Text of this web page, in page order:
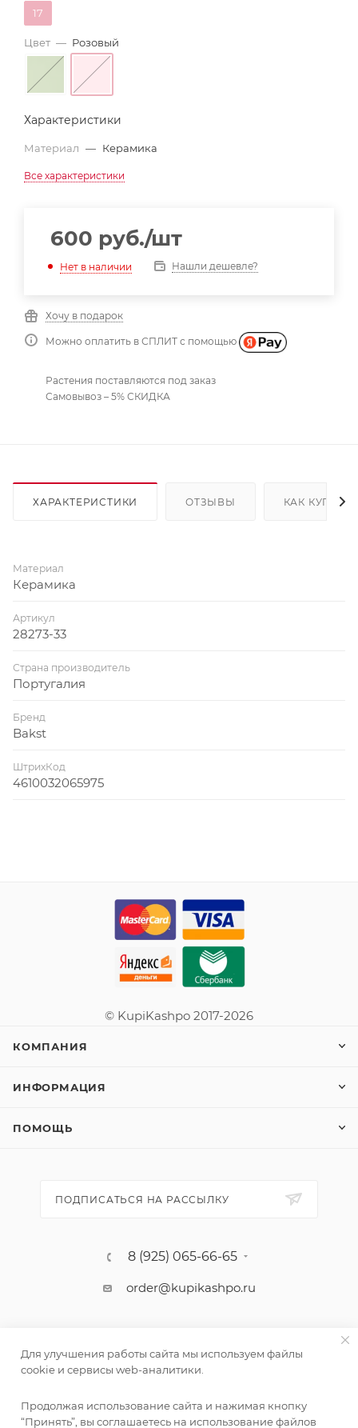
17
Цвет — Розовый
Характеристики
Материал — Керамика
Все характеристики
600 руб./шт
Нет в наличии Нашли дешевле?
Хочу в подарок
Можно оплатить в СПЛИТ с помощью
Растения поставляются под заказ
Самовывоз – 5% СКИДКА
ХАРАКТЕРИСТИКИ ОТЗЫВЫ КАК КУПИТЬ
Материал
Керамика
Артикул
28273-33
Страна производитель
Португалия
Бренд
Bakst
ШтрихКод
4610032065975
© KupiKashpo 2017-2026
КОМПАНИЯ
ИНФОРМАЦИЯ
ПОМОЩЬ
ПОДПИСАТЬСЯ НА РАССЫЛКУ
8 (925) 065-66-65
order@kupikashpo.ru
Для улучшения работы сайта мы используем файлы
cookie и сервисы web-аналитики.
Продолжая использование сайта и нажимая кнопку
“Принять”, вы соглашаетесь на использование файлов